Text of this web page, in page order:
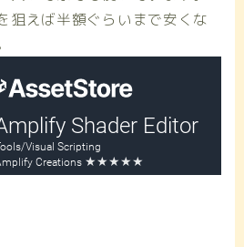
狙えば半額ぐらいまで安くな